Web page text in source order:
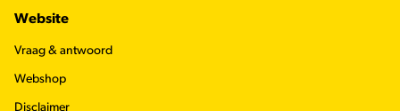
Website
Vraag & antwoord
Webshop
Disclaimer